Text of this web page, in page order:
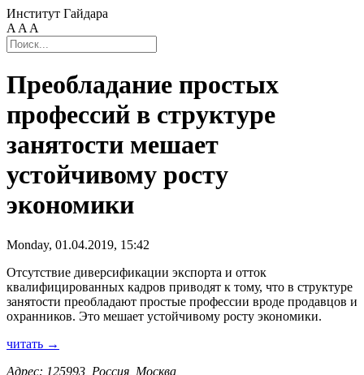
Институт Гайдара
A A A
Преобладание простых
профессий в структуре
занятости мешает
устойчивому росту
экономики
Monday, 01.04.2019, 15:42
Отсутствие диверсификации экспорта и отток
квалифицированных кадров приводят к тому, что в структуре
занятости преобладают простые профессии вроде продавцов и
охранников. Это мешает устойчивому росту экономики.
читать →
Адрес: 125993, Россия, Москва,